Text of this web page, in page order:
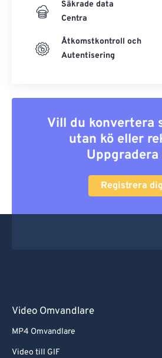
Säkrade data
Centra
Åtkomstkontroll och
Autentisering
Vill du konvertera
utan kö eller
Uppgradera
Registrera dig
Video Omvandlare
MP4 Omvandlare
Video till GIF